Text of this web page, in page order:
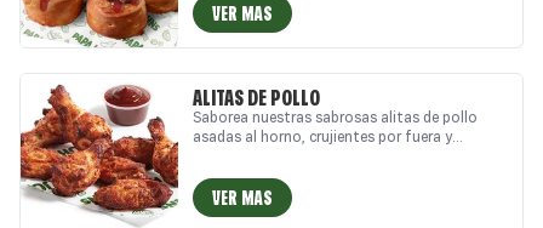
ideal como aperitivo o acompañamiento. (x8)
¿Te apetece disfrutar de los mejores Papa
Rolls y comida a domicilio? También puedes
¡Pide ya!
VER MAS
ALITAS DE POLLO
Saborea nuestras sabrosas alitas de pollo
asadas al horno, crujientes por fuera y
deliciosa salsa. (x8) ¿Te apetece disfrutar de
las mejores alitas y comida a domicilio?
También puedes recogerlas en nuestras
VER MAS